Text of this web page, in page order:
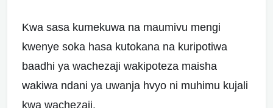
Kwa sasa kumekuwa na maumivu mengi
kwenye soka hasa kutokana na kuripotiwa
baadhi ya wachezaji wakipoteza maisha
wakiwa ndani ya uwanja hvyo ni muhimu kujali
kwa wachezaji.